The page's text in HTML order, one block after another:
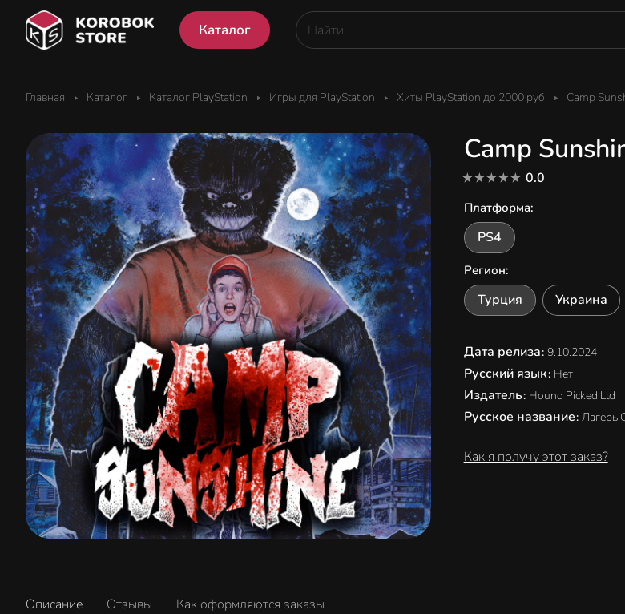
Каталог
Главная Каталог Каталог PlayStation Игры для PlayStation Хиты PlayStation до 2000 руб Camp
Camp
0.0
Платформа:
PS4
Регион:
Турция Украина
Дата релиза: 9.10.2024
Русский язык: Нет
Издатель: Hound Picked Ltd
Русское название: Лагерь
Как я получу этот заказ?
Описание Отзывы Как оформляются заказы